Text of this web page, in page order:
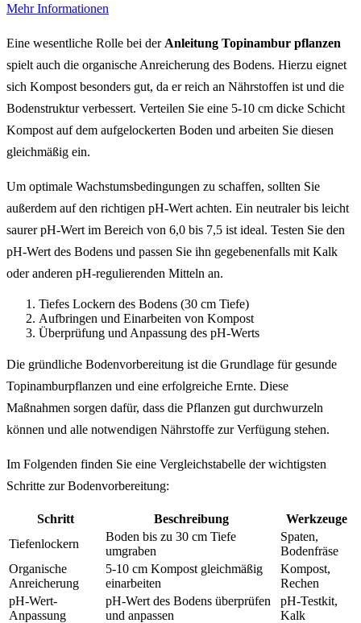
Mehr Informationen
Eine wesentliche Rolle bei der Anleitung Topinambur pflanzen
spielt auch die organische Anreicherung des Bodens. Hierzu eignet
sich Kompost besonders gut, da er reich an Nährstoffen ist und die
Bodenstruktur verbessert. Verteilen Sie eine 5-10 cm dicke Schicht
Kompost auf dem aufgelockerten Boden und arbeiten Sie diesen
gleichmäßig ein.
Um optimale Wachstumsbedingungen zu schaffen, sollten Sie
außerdem auf den richtigen pH-Wert achten. Ein neutraler bis leicht
saurer pH-Wert im Bereich von 6,0 bis 7,5 ist ideal. Testen Sie den
pH-Wert des Bodens und passen Sie ihn gegebenenfalls mit Kalk
oder anderen pH-regulierenden Mitteln an.
Tiefes Lockern des Bodens (30 cm Tiefe)
Aufbringen und Einarbeiten von Kompost
Überprüfung und Anpassung des pH-Werts
Die gründliche Bodenvorbereitung ist die Grundlage für gesunde
Topinamburpflanzen und eine erfolgreiche Ernte. Diese
Maßnahmen sorgen dafür, dass die Pflanzen gut durchwurzeln
können und alle notwendigen Nährstoffe zur Verfügung stehen.
Im Folgenden finden Sie eine Vergleichstabelle der wichtigsten
Schritte zur Bodenvorbereitung:
Schritt Beschreibung
Werkzeuge
Tiefenlockern
Boden bis zu 30 cm Tiefe
umgraben
Spaten,
Bodenfräse
Organische
Anreicherung
5-10 cm Kompost gleichmäßig
einarbeiten
Kompost,
Rechen
pH-Wert-
Anpassung
pH-Wert des Bodens überprüfen
und anpassen
pH-Testkit,
Kalk